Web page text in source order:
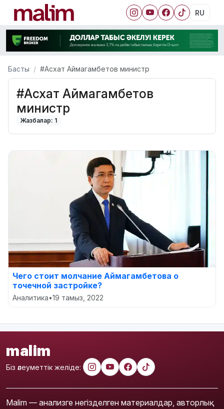
RU
Басты #Асхат Аймагамбетов министр
#Асхат Аймагамбетов
министр
Жазбалар: 1
Чего стоит молчание Аймагамбетова о
точечной застройке?
Аналитика•19 тамыз, 2022
malim
Біз әлеуметтік желіде:
Malim — анализге негізделген материалдар, авторлық